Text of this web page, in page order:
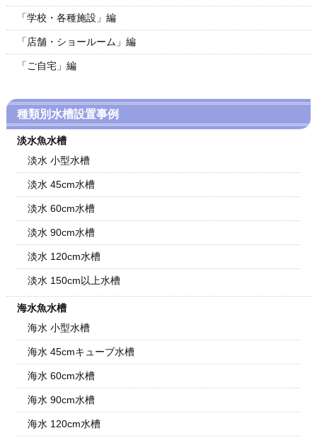
「学校・各種施設」編
「店舗・ショールーム」編
「ご自宅」編
種類別水槽設置事例
淡水魚水槽
淡水 小型水槽
淡水 45cm水槽
淡水 60cm水槽
淡水 90cm水槽
淡水 120cm水槽
淡水 150cm以上水槽
海水魚水槽
海水 小型水槽
海水 45cmキューブ水槽
海水 60cm水槽
海水 90cm水槽
海水 120cm水槽